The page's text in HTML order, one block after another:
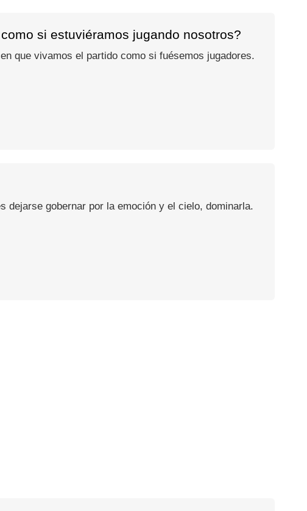
si estuviéramos jugando nosotros?
que vivamos el partido como si fuésemos jugadores.
dejarse gobernar por la emoción y el cielo, dominarla.